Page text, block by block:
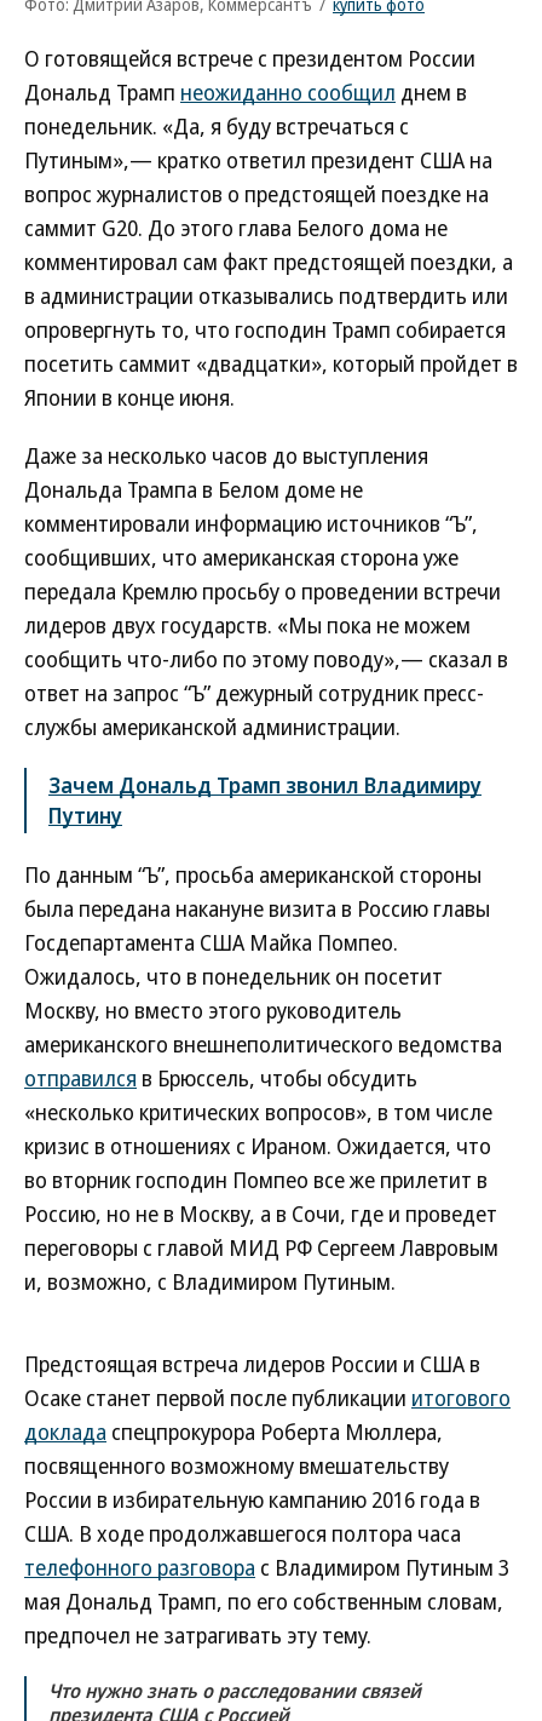
О готовящейся встрече с президентом России
Дональд Трамп неожиданно сообщил днем в
понедельник. «Да, я буду встречаться с
Путиным»,— кратко ответил президент США на
вопрос журналистов о предстоящей поездке на
саммит G20. До этого глава Белого дома не
комментировал сам факт предстоящей поездки, а
в администрации отказывались подтвердить или
опровергнуть то, что господин Трамп собирается
посетить саммит «двадцатки», который пройдет в
Японии в конце июня.
Даже за несколько часов до выступления
Дональда Трампа в Белом доме не
комментировали информацию источников “Ъ”,
сообщивших, что американская сторона уже
передала Кремлю просьбу о проведении встречи
лидеров двух государств. «Мы пока не можем
сообщить что-либо по этому поводу»,— сказал в
ответ на запрос “Ъ” дежурный сотрудник пресс-
службы американской администрации.
Зачем Дональд Трамп звонил Владимиру
Путину
По данным “Ъ”, просьба американской стороны
была передана накануне визита в Россию главы
Госдепартамента США Майка Помпео.
Ожидалось, что в понедельник он посетит
Москву, но вместо этого руководитель
американского внешнеполитического ведомства
отправился в Брюссель, чтобы обсудить
«несколько критических вопросов», в том числе
кризис в отношениях с Ираном. Ожидается, что
во вторник господин Помпео все же прилетит в
Россию, но не в Москву, а в Сочи, где и проведет
переговоры с главой МИД РФ Сергеем Лавровым
и, возможно, с Владимиром Путиным.
Предстоящая встреча лидеров России и США в
Осаке станет первой после публикации итогового
доклада спецпрокурора Роберта Мюллера,
посвященного возможному вмешательству
России в избирательную кампанию 2016 года в
США. В ходе продолжавшегося полтора часа
телефонного разговора с Владимиром Путиным 3
мая Дональд Трамп, по его собственным словам,
предпочел не затрагивать эту тему.
Что нужно знать о расследовании связей
президента США с Россией